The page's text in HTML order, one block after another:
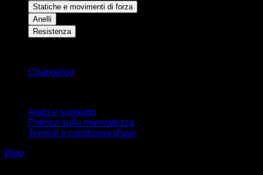
Statiche e movimenti di forza
Anelli
Resistenza
Changelog
Aiuto e supporto
Politica sulla riservatezza
Termini e condizioni d'uso
Blog